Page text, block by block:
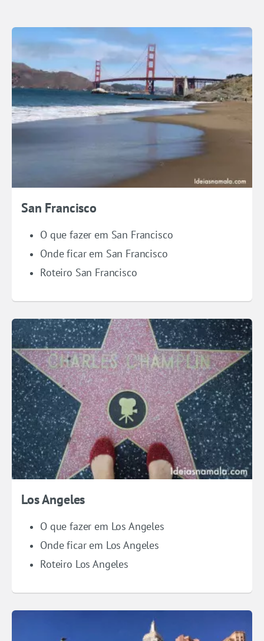
San Francisco
O que fazer em San Francisco
Onde ficar em San Francisco
Roteiro San Francisco
Los Angeles
O que fazer em Los Angeles
Onde ficar em Los Angeles
Roteiro Los Angeles